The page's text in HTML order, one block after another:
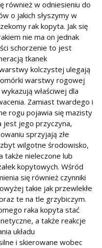
również w odniesieniu do
o jakich słyszymy w
rak kopyta. Jak się
nie ma on jednak
schorzenie to jest
tkanek
kolczystej ulegają
warstwy rogowej
właściwej dla
Zamiast twardego i
rogu pojawia się mazisty
jest jego przyczyna,
sprzyjają złe
wilgotne środowisko,
także nieleczone lub
kopytowych. Wśród
się również czynniki
takie jak przewlekłe
te na tle grzybiczym.
raka kopyta stać
a także reakcje
układu
i skierowane wobec